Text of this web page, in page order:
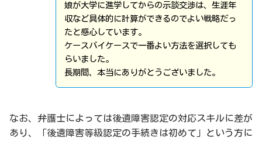
娘が大学に進学してからの示談交渉は、生涯年
収など具体的に計算ができるのでよい戦略だっ
たと感心しています。
ケースバイケースで一番よい方法を選択しても
らいました。
長期間、本当にありがとうございました。
なお、弁護士によっては後遺障害認定の対応スキルに差が
あり、「後遺障害等級認定の手続きは初めて」という方に